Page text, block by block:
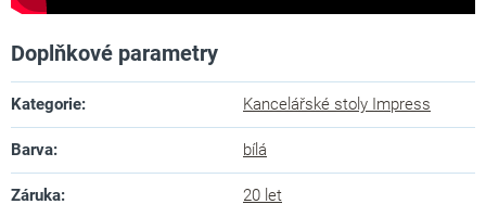
Doplňkové parametry
Kategorie: Kancelářské stoly Impress
Barva: bílá
Záruka: 20 let